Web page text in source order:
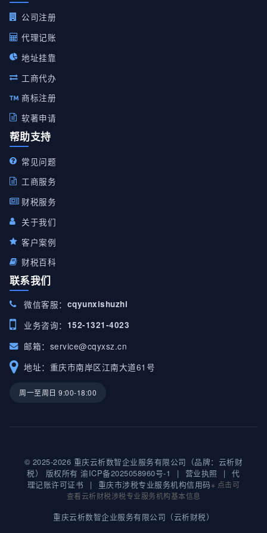
公司注册
代理记账
地址挂靠
工商代办
商标注册
软著申请
帮助支持
常见问题
工商服务
财税服务
关于我们
客户案例
财税百科
联系我们
微信客服： cqyunxishuzhi
业务咨询： 152-1321-4023
邮箱： service@cqyxsz.cn
地址：重庆市南岸区江南大道61号
周一至周日 9:00-18:00
© 2025-2026 重庆云析数智企业服务有限公司（品牌：云析财
税） 版权所有渝ICP备2025058960号-1 | 营业执照 |
代
理记账许可证书
| 重庆市涉税专业服务机构信用码※ 点击可
查看云析财税涉税专业服务机构基本信息
重庆云析数智企业服务有限公司（云析财税）